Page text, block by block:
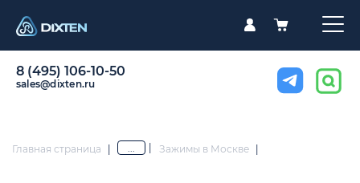
8 (495) 106-10-50
sales@dixten.ru
Главная страница | ... Зажимы в Москве |